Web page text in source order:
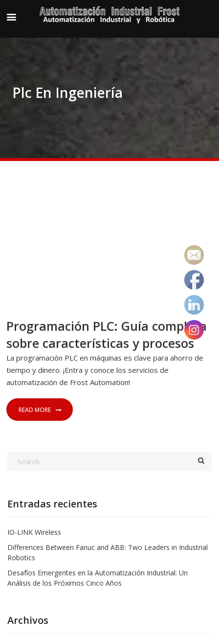
Plc En Ingeniería
Programación PLC: Guía completa
sobre características y procesos
La programación PLC en máquinas es clave para ahorro de
tiempo y dinero. ¡Entra y conoce los servicios de
automatización de Frost Automation!
READ MORE
Entradas recientes
IO-LINK Wireless
Differences Between Fanuc and ABB: Two Leaders in Industrial
Robotics
Desafíos Emergentes en la Automatización Industrial: Un
Análisis de los Próximos Cinco Años
Archivos